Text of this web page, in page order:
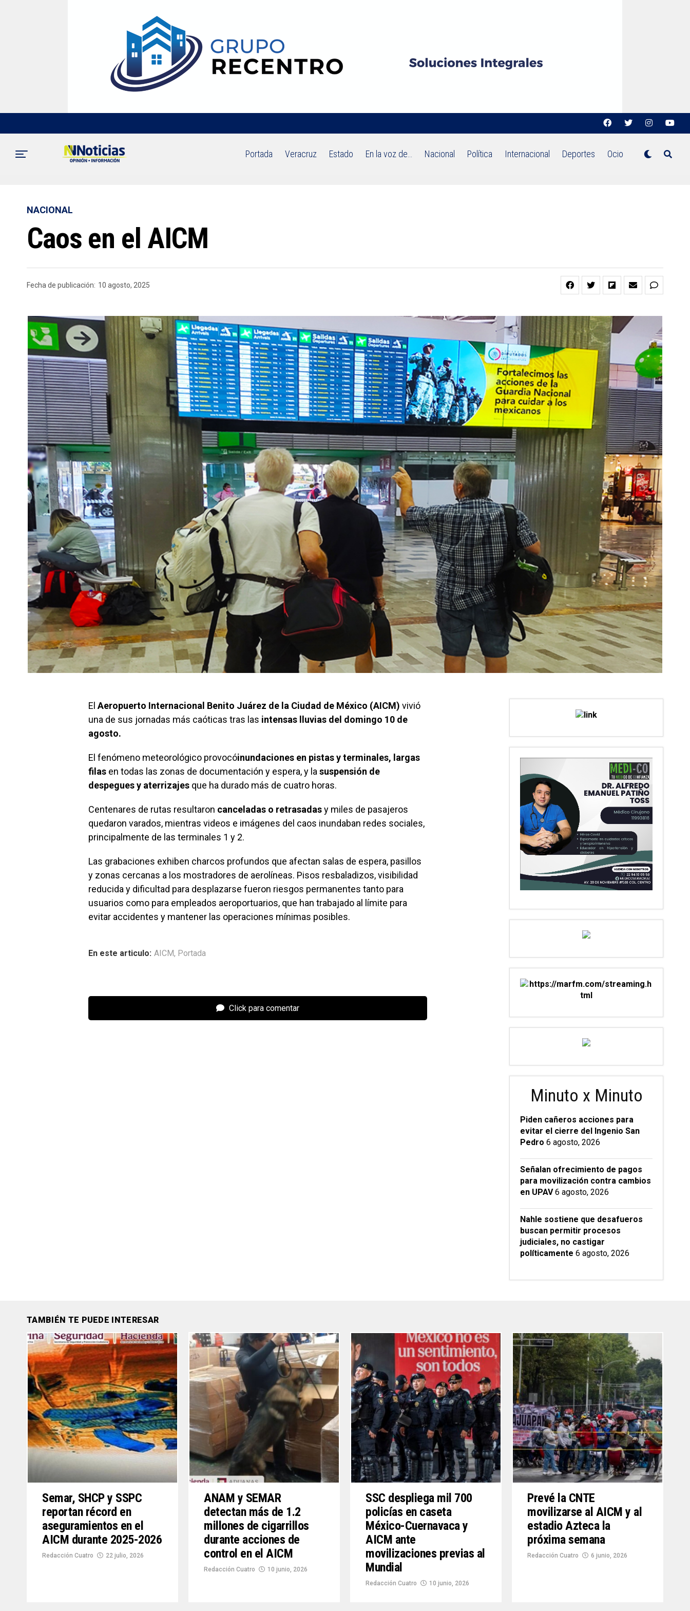
Portada Veracruz Estado En la voz de… Nacional Política Internacional Deportes Ocio
NACIONAL
Caos en el AICM
Fecha de publicación: 10 agosto, 2025
ElAeropuerto Internacional Benito Juárez de la Ciudad de México (AICM) vivió
una de sus jornadas más caóticas tras las intensas lluvias del domingo 10 de
agosto.
El fenómeno meteorológico provocóinundaciones en pistas y terminales, largas
filas en todas las zonas de documentación y espera, y lasuspensión de
despegues y aterrizajes que ha durado más de cuatro horas.
Centenares de rutas resultaron canceladas o retrasadasy miles de pasajeros
quedaron varados, mientras videos e imágenes del caos inundaban redes sociales,
principalmente de las terminales 1 y 2.
Las grabaciones exhiben charcos profundos que afectan salas de espera, pasillos
y zonas cercanas a los mostradores de aerolíneas. Pisos resbaladizos, visibilidad
reducida y dificultad para desplazarse fueron riesgos permanentes tanto para
usuarios como para empleados aeroportuarios, que han trabajado al límite para
evitar accidentes y mantener las operaciones mínimas posibles.
En este articulo: AICM, Portada
Click para comentar
Minuto x Minuto
Piden cañeros acciones para
evitar el cierre del Ingenio San
Pedro 6 agosto, 2026
Señalan ofrecimiento de pagos
para movilización contra cambios
en UPAV 6 agosto, 2026
Nahle sostiene que desafueros
buscan permitir procesos
judiciales, no castigar
políticamente 6 agosto, 2026
TAMBIÉN TE PUEDE INTERESAR
Semar, SHCP y SSPC
reportan récord en
aseguramientos en el
AICM durante 2025-2026
Redacción Cuatro 22 julio, 2026
ANAM y SEMAR
detectan más de 1.2
millones de cigarrillos
durante acciones de
control en el AICM
Redacción Cuatro 10 junio, 2026
SSC despliega mil 700
policías en caseta
México-Cuernavaca y
AICM ante
movilizaciones previas al
Mundial
Redacción Cuatro 10 junio, 2026
Prevé la CNTE
movilizarse al AICM y al
estadio Azteca la
próxima semana
Redacción Cuatro 6 junio, 2026